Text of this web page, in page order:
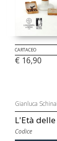
CARTACEO
€ 16,90
Gianluca
L'Età
Codice